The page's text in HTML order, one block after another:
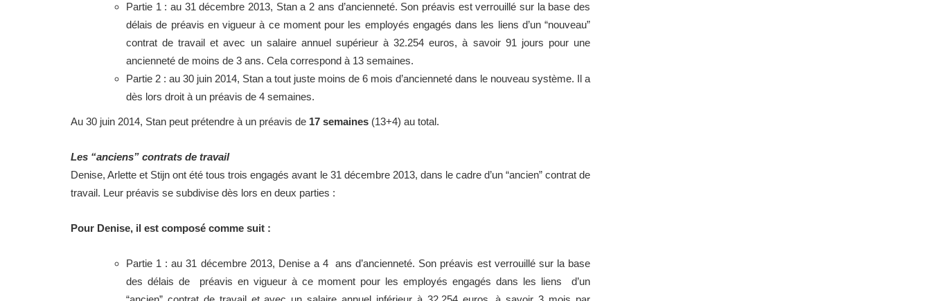
Partie 1 : au 31 décembre 2013, Stan a 2 ans d’ancienneté. Son préavis est verrouillé sur la base des
délais de préavis en vigueur à ce moment pour les employés engagés dans les liens d’un “nouveau”
contrat de travail et avec un salaire annuel supérieur à 32.254 euros, à savoir 91 jours pour une
ancienneté de moins de 3 ans. Cela correspond à 13 semaines.
Partie 2 : au 30 juin 2014, Stan a tout juste moins de 6 mois d’ancienneté dans le nouveau système. Il a
dès lors droit à un préavis de 4 semaines.
Au 30 juin 2014, Stan peut prétendre à un préavis de 17 semaines (13+4) au total.
Les “anciens” contrats de travail
Denise, Arlette et Stijn ont été tous trois engagés avant le 31 décembre 2013, dans le cadre d’un “ancien” contrat de
travail. Leur préavis se subdivise dès lors en deux parties :
Pour Denise, il est composé comme suit :
Partie 1 : au 31 décembre 2013, Denise a 4 ans d’ancienneté. Son préavis est verrouillé sur la base
des délais de préavis en vigueur à ce moment pour les employés engagés dans les liens d’un